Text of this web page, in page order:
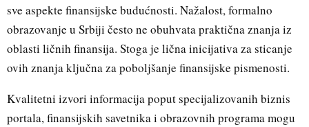
sve aspekte finansijske budućnosti. Nažalost, formalno
obrazovanje u Srbiji često ne obuhvata praktična znanja iz
oblasti ličnih finansija. Stoga je lična inicijativa za sticanje
ovih znanja ključna za poboljšanje finansijske pismenosti.
Kvalitetni izvori informacija poput specijalizovanih biznis
portala, finansijskih savetnika i obrazovnih programa mogu